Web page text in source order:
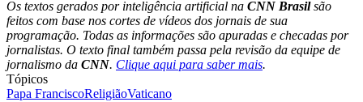
Os textos gerados por inteligência artificial na CNN Brasilsão
feitos com base nos cortes de vídeos dos jornais de sua
programação. Todas as informações são apuradas e checadas por
jornalistas. O texto final também passa pela revisão da equipe de
jornalismo da CNN. Clique aqui para saber mais.
Tópicos
Papa FranciscoReligiãoVaticano